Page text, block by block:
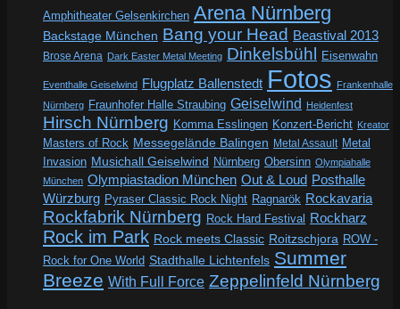
Amphitheater Gelsenkirchen Arena Nürnberg
Backstage München Bang your Head Beastival 2013
Brose Arena Dark Easter Metal Meeting Dinkelsbühl Eisenwahn
Eventhalle Geiselwind Flugplatz Ballenstedt Fotos Frankenhalle
Nürnberg Fraunhofer Halle Straubing Geiselwind Heidenfest
Hirsch Nürnberg Komma Esslingen Konzert-Bericht Kreator
Masters of Rock Messegelände Balingen Metal Assault Metal
Invasion Musichall Geiselwind Nürnberg Obersinn Olympiahalle
München Olympiastadion München Out & Loud Posthalle
Würzburg Pyraser Classic Rock Night Ragnarök Rockavaria
Rockfabrik Nürnberg Rock Hard Festival Rockharz
Rock im Park Rock meets Classic Roitzschjora ROW -
Rock for One World Stadthalle Lichtenfels Summer
Breeze With Full Force Zeppelinfeld Nürnberg